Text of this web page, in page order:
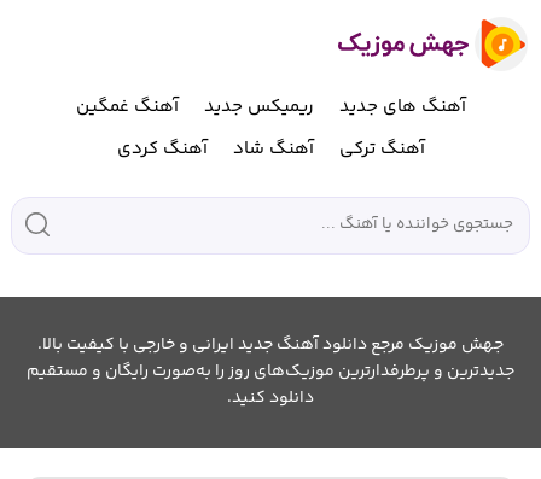
آهنگ های جدید ریمیکس جدید
آهنگ غمگین
آهنگ ترکی
آهنگ شاد آهنگ کردی
جهش موزیک مرجع دانلود آهنگ جدید ایرانی و خارجی با کیفیت بالا.
جدیدترین و پرطرفدارترین موزیک‌های روز را به‌صورت رایگان و مستقیم
دانلود کنید.